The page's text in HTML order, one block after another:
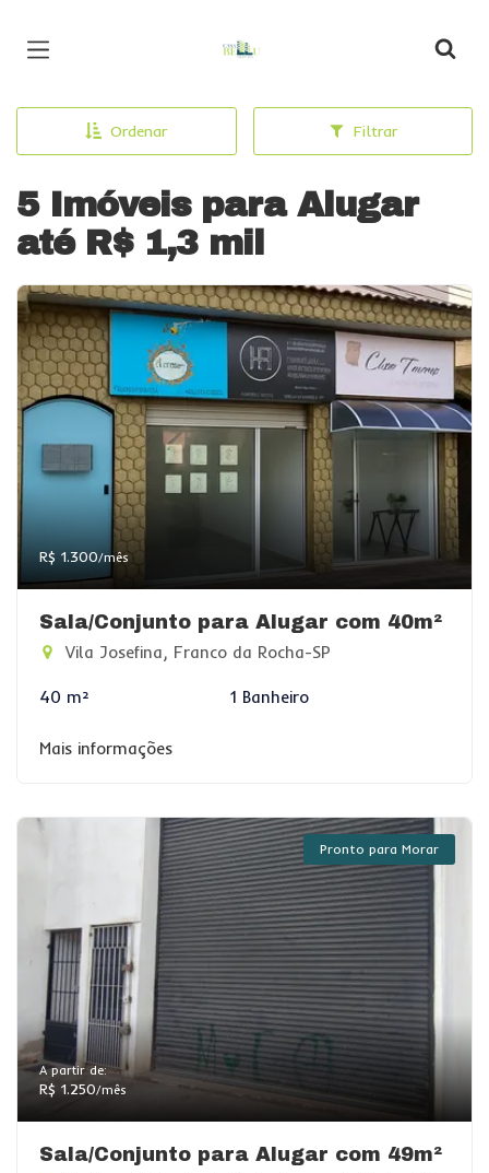
Ordenar Filtrar
5 Imóveis para Alugar
até R$ 1,3 mil
R$ 1.300/mês
Sala/Conjunto para Alugar com 40m²
Vila Josefina, Franco da Rocha-SP
40 m² 1 Banheiro
Mais informações
Pronto para Morar
A partir de:
R$ 1.250/mês
Sala/Conjunto para Alugar com 49m²